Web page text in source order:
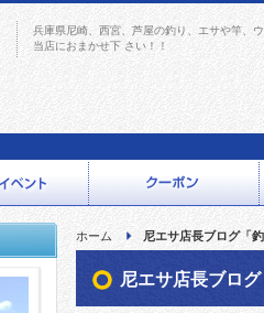
兵庫県尼崎、西宮、芦屋の釣り、エサや竿、
当店におまかせ下 さい！！
ホーム 尼エサ店長ブログ「
尼エサ店長ブロ